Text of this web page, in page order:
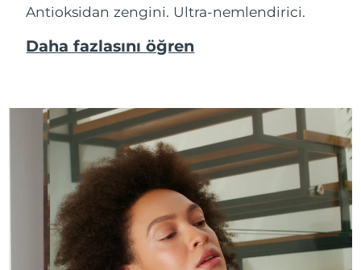
Antioksidan zengini. Ultra-nemlendirici.
Daha fazlasını öğren